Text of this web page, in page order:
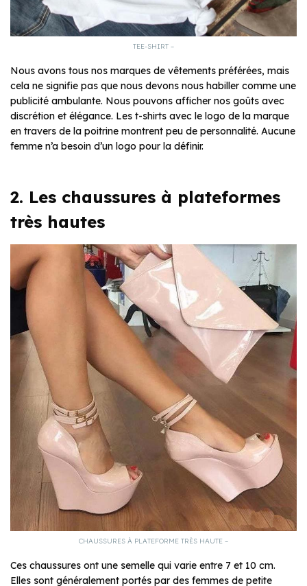
TEE-SHIRT –
Nous avons tous nos marques de vêtements préférées, mais
cela ne signifie pas que nous devons nous habiller comme une
publicité ambulante. Nous pouvons afficher nos goûts avec
discrétion et élégance. Les t-shirts avec le logo de la marque
en travers de la poitrine montrent peu de personnalité. Aucune
femme n’a besoin d’un logo pour la définir.
2. Les chaussures à plateformes
très hautes
CHAUSSURES À PLATEFORME TRÈS HAUTE –
Ces chaussures ont une semelle qui varie entre 7 et 10 cm.
Elles sont généralement portés par des femmes de petite